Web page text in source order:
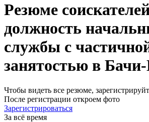
Резюме
должность
службы с
занятостью в
Чтобы видеть все резюме,
После регистрации откроем фото
Зарегистрироваться
За всё время